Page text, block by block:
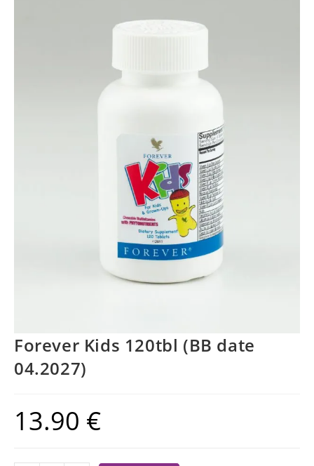
Forever Kids 120tbl (BB date
04.2027)
13.90 €